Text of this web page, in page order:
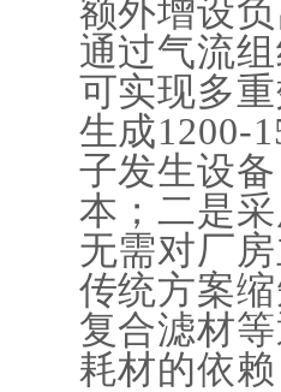
额外增设
通过气流
可实现多
生成1200-
子发生设
本；二是
无需对厂
传统方案
复合滤材
耗材的依